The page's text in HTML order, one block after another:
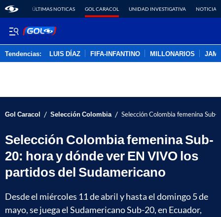
ÚLTIMAS NOTICAS GOL CARACOL UNIDAD INVESTIGATIVA NOTICIAS
Tendencias: LUIS DÍAZ FIFA-INFANTINO MILLONARIOS
Gol Caracol / Selección Colombia / Selección Colombia femenina
Selección Colombia femenina Sub-
20: hora y dónde ver EN VIVO los
partidos del Sudamericano
Desde el miércoles 11 de abril y hasta el domingo 5 de
mayo, se juega el Sudamericano Sub-20, en Ecuador,